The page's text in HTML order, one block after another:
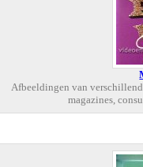
Afbeeldingen van
magazines,